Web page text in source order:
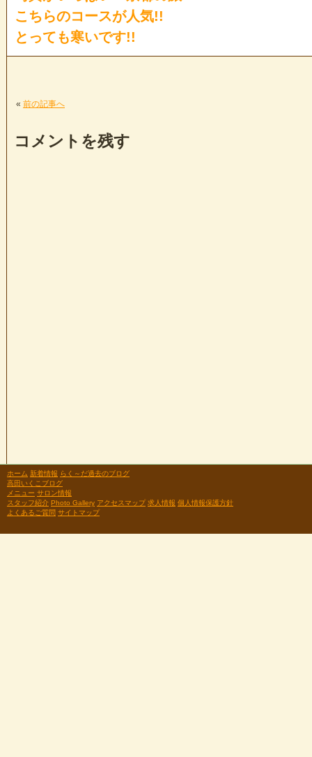
こちらのコースが人気!!
とっても寒いです!!
« 前の記事へ
コメントを残す
ホーム 新着情報 らく～だ過去のブログ
高田いくこブログ
メニュー サロン情報
スタッフ紹介 Photo Gallery アクセスマップ 求人情報 個人情報保護方針
よくあるご質問 サイトマップ